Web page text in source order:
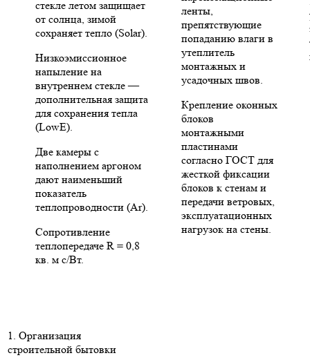
стекле летом защищает
от солнца, зимой
сохраняет тепло (Solar).
Низкоэмиссионное
напыление на
внутреннем стекле —
дополнительная защита
для сохранения тепла
(LowE).
Две камеры с
наполнением аргоном
дают наименьший
показатель
теплопроводности (Ar).
Сопротивление
теплопередаче R = 0,8
кв. м с/Вт.
ленты,
препятствующие
попаданию влаги в
утеплитель
монтажных и
усадочных швов.
Крепление оконных
блоков
монтажными
пластинами
согласно ГОСТ для
жесткой фиксации
блоков к стенам и
передачи ветровых,
эксплуатационных
нагрузок на стены.
1. Организация
строительной бытовки